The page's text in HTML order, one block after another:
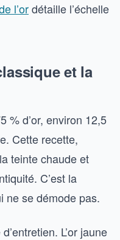
l’ordétaille l’échelle
et la
% d’or, environ 12,5
Cette recette,
teinte chaude et
C’est la
ne se démode pas.
L’or jaune